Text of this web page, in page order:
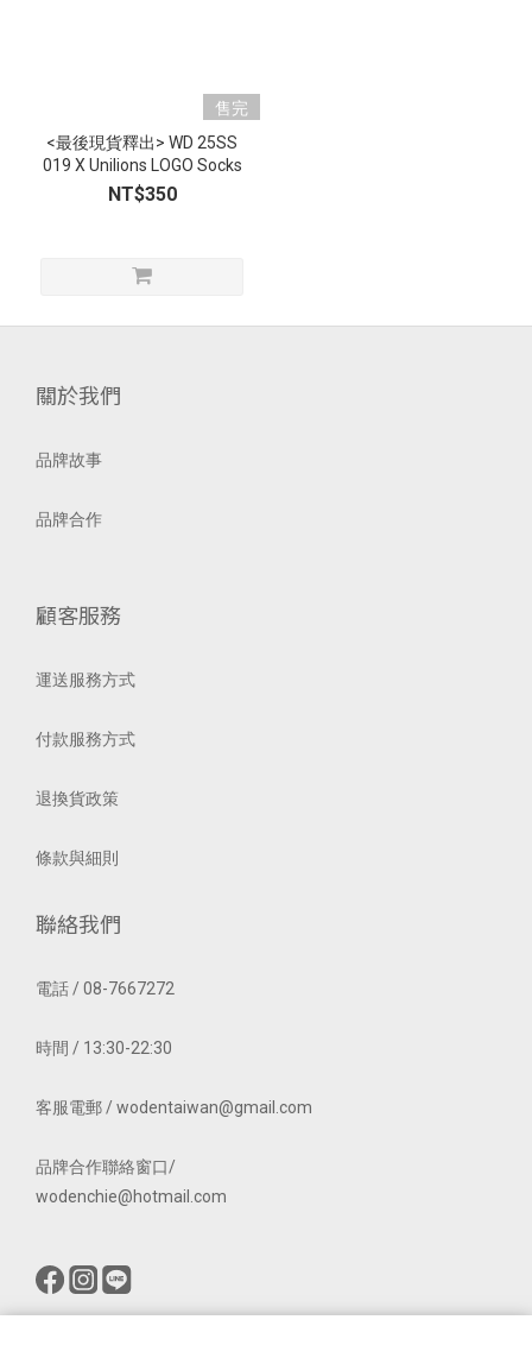
售完
<最後現貨釋出> WD 25SS
019 X Unilions LOGO Socks
NT$350
關於我們
品牌故事
品牌合作
顧客服務
運送服務方式
付款服務方式
退換貨政策
條款與細則
聯絡我們
電話 / 08-7667272
時間 / 13:30-22:30
客服電郵 / wodentaiwan@gmail.com
品牌合作聯絡窗口/
wodenchie@hotmail.com